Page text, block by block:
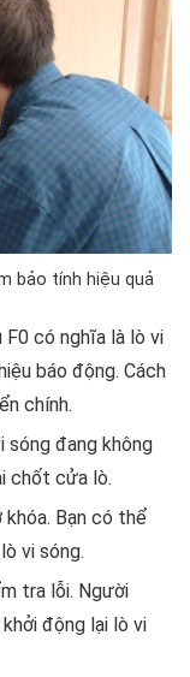
bảo tính hiệu quả
F0 có nghĩa là lò vi
báo động. Cách
chính.
sóng đang không
chốt cửa lò.
Bạn có thể
vi sóng.
tra lỗi. Người
động lại lò vi